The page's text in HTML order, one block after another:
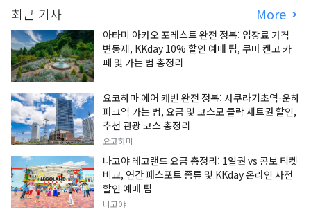
최근 기사 More
아타미 아카오 포레스트 완전 정복: 입장료 가격
변동제, KKday 10% 할인 예매 팁, 쿠마 켄고 카
페 및 가는 법 총정리
요코하마 에어 캐빈 완전 정복: 사쿠라기초역-운하
파크역 가는 법, 요금 및 코스모 클락 세트권 할인,
추천 관광 코스 총정리
요코하마
나고야 레고랜드 요금 총정리: 1일권 vs 콤보 티켓
비교, 연간 패스포트 종류 및 KKday 온라인 사전
할인 예매 팁
나고야